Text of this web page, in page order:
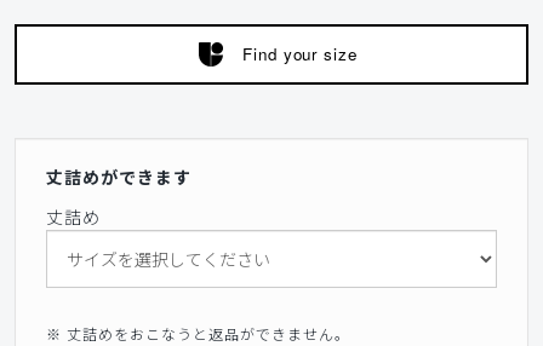
Find your size
丈詰めができます
丈詰め
※ 丈詰めをおこなうと返品ができません。